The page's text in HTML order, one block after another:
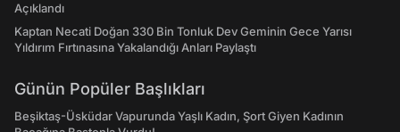
Açıklandı
Kaptan Necati Doğan 330 Bin Tonluk Dev Geminin Gece Yarısı
Yıldırım Fırtınasına Yakalandığı Anları Paylaştı
Günün Popüler Başlıkları
Beşiktaş-Üsküdar Vapurunda Yaşlı Kadın, Şort Giyen Kadının